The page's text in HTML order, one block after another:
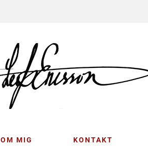
OM MIG KONTAKT